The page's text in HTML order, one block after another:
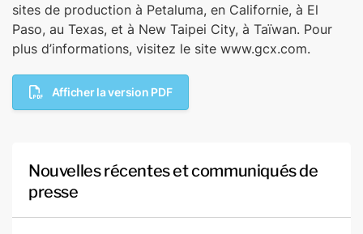
sites de production à Petaluma, en Californie, à El
Paso, au Texas, et à New Taipei City, à Taïwan. Pour
plus d’informations, visitez le site www.gcx.com.
Afficher la version PDF
Nouvelles récentes et communiqués de
presse